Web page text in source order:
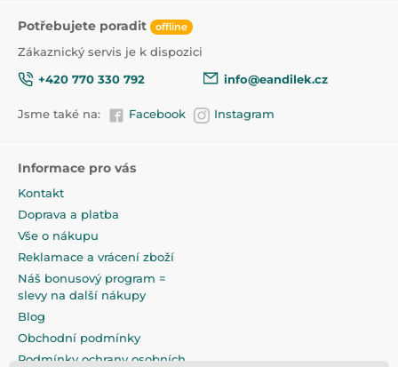
Potřebujete poradit offline
Zákaznický servis je k dispozici
+420 770 330 792
info@eandilek.cz
Jsme také na: Facebook Instagram
Informace pro vás
Kontakt
Doprava a platba
Vše o nákupu
Reklamace a vrácení zboží
Náš bonusový program =
slevy na další nákupy
Blog
Obchodní podmínky
Podmínky ochrany osobních